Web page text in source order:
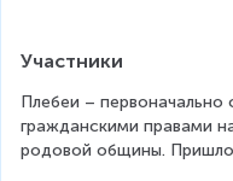
Участники
Плебеи –
гражданскими правами
родовой общины.